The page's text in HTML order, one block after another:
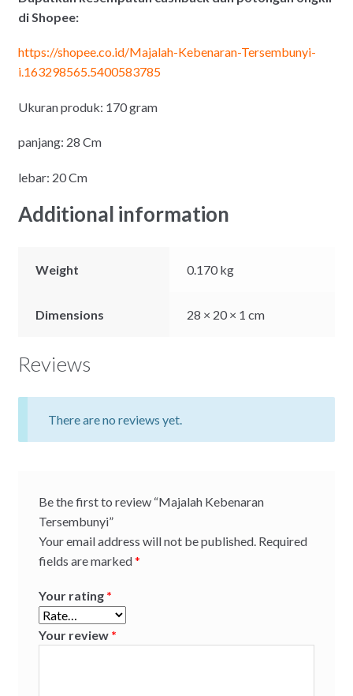
di Shopee:
https://shopee.co.id/Majalah-Kebenaran-Tersembunyi-
i.163298565.5400583785
Ukuran produk: 170 gram
panjang: 28 Cm
lebar: 20 Cm
Additional information
Weight 0.170 kg
Dimensions 28 × 20 × 1 cm
Reviews
There are no reviews yet.
Be the first to review “Majalah Kebenaran
Tersembunyi”
Your email address will not be published. Required
fields are marked*
Your rating *
Your review *